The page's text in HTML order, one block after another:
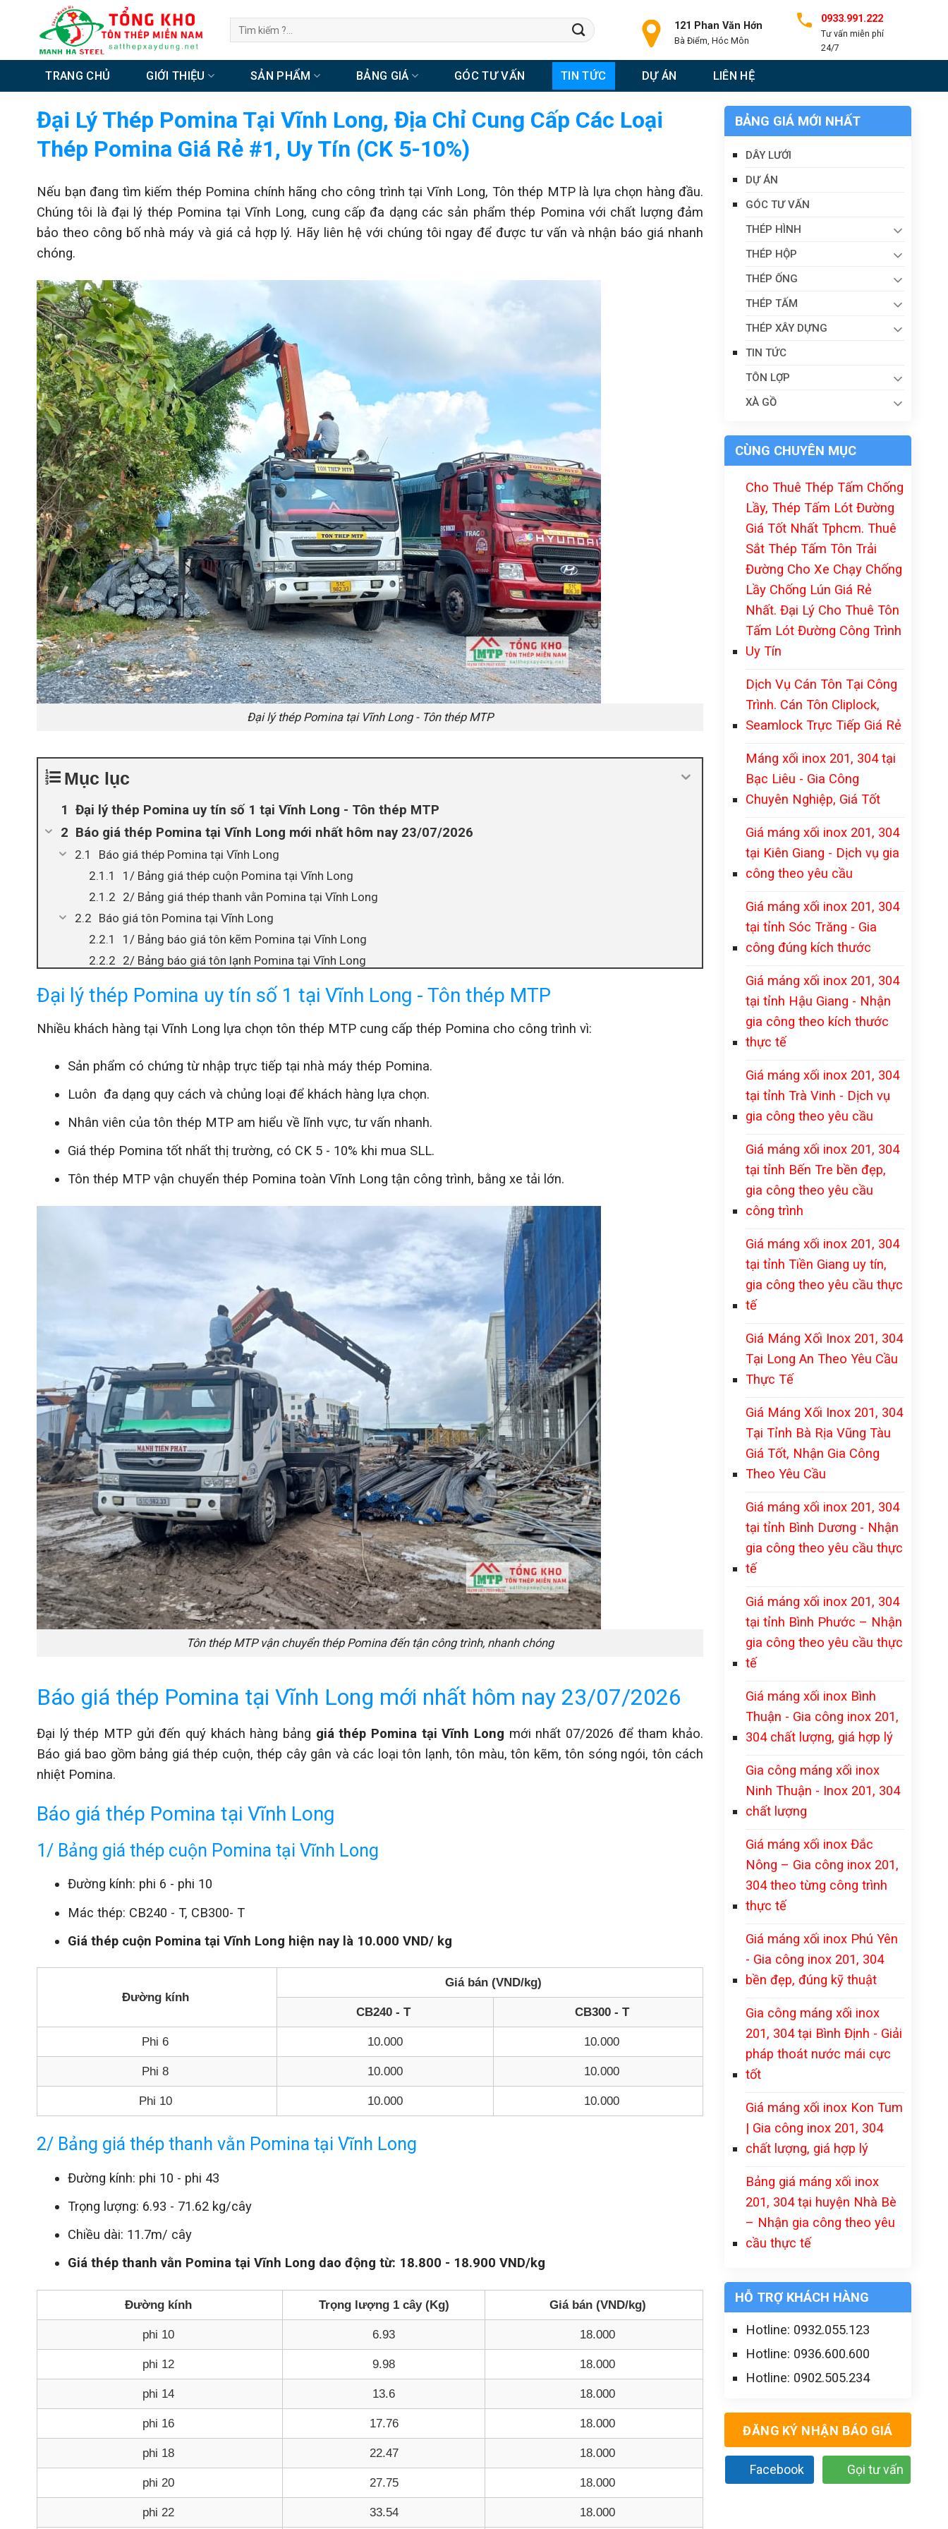
Tìm
kiếm:
121 Phan Văn Hớn
Bà Điểm, Hóc Môn
0933.991.222
Tư vấn miễn phí
24/7
TRANG CHỦ GIỚI THIỆU SẢN PHẨM BẢNG GIÁ GÓC TƯ VẤN TIN TỨC DỰ ÁN LIÊN HỆ
Đại Lý Thép Pomina Tại Vĩnh Long, Địa Chỉ Cung Cấp Các Loại
Thép Pomina Giá Rẻ #1, Uy Tín (CK 5-10%)
Nếu bạn đang tìm kiếm thép Pomina chính hãng cho công trình tại Vĩnh Long, Tôn thép MTP là lựa chọn hàng đầu.
Chúng tôi là đại lý thép Pomina tại Vĩnh Long, cung cấp đa dạng các sản phẩm thép Pomina với chất lượng đảm
bảo theo công bố nhà máy và giá cả hợp lý. Hãy liên hệ với chúng tôi ngay để được tư vấn và nhận báo giá nhanh
chóng.
Đại lý thép Pomina tại Vĩnh Long - Tôn thép MTP
Mục lục
Đại lý thép Pomina uy tín số 1 tại Vĩnh Long - Tôn thép MTP
Báo giá thép Pomina tại Vĩnh Long mới nhất hôm nay 23/07/2026
Báo giá thép Pomina tại Vĩnh Long
1/ Bảng giá thép cuộn Pomina tại Vĩnh Long
2/ Bảng giá thép thanh vằn Pomina tại Vĩnh Long
Báo giá tôn Pomina tại Vĩnh Long
1/ Bảng báo giá tôn kẽm Pomina tại Vĩnh Long
2/ Bảng báo giá tôn lạnh Pomina tại Vĩnh Long
4/ Bảng báo giá tôn sóng ngói Pomina tại Vĩnh Long
5/ Bảng báo giá tôn cách nhiệt Pomina tại Vĩnh Long
Tại sao thép Pomina được ứng dụng tại nhiều công trình
Thông tin liên hệ mua sắt thép Pomina tại Vĩnh Long giá rẻ nhất tại đại lý tôn thép MTP
Đại lý thép Pomina uy tín số 1 tại Vĩnh Long - Tôn thép MTP
Nhiều khách hàng tại Vĩnh Long lựa chọn tôn thép MTP cung cấp thép Pomina cho công trình vì:
Sản phẩm có chứng từ nhập trực tiếp tại nhà máy thép Pomina.
Luôn đa dạng quy cách và chủng loại để khách hàng lựa chọn.
Nhân viên của tôn thép MTP am hiểu về lĩnh vực, tư vấn nhanh.
Giá thép Pomina tốt nhất thị trường, có CK 5 - 10% khi mua SLL.
Tôn thép MTP vận chuyển thép Pomina toàn Vĩnh Long tận công trình, bằng xe tải lớn.
Tôn thép MTP vận chuyển thép Pomina đến tận công trình, nhanh chóng
Báo giá thép Pomina tại Vĩnh Long mới nhất hôm nay 23/07/2026
Đại lý thép MTP gửi đến quý khách hàng bảng giá thép Pomina tại Vĩnh Long mới nhất 07/2026 để tham khảo.
Báo giá bao gồm bảng giá thép cuộn, thép cây gân và các loại tôn lạnh, tôn màu, tôn kẽm, tôn sóng ngói, tôn cách
nhiệt Pomina.
Báo giá thép Pomina tại Vĩnh Long
1/ Bảng giá thép cuộn Pomina tại Vĩnh Long
Đường kính: phi 6 - phi 10
Mác thép: CB240 - T, CB300- T
Giá thép cuộn Pomina tại Vĩnh Long hiện nay là 10.000 VND/ kg
Đường kính
Giá bán (VND/kg)
CB240 - T CB300 - T
Phi 6 10.000 10.000
Phi 8 10.000 10.000
Phi 10 10.000 10.000
2/ Bảng giá thép thanh vằn Pomina tại Vĩnh Long
Đường kính: phi 10 - phi 43
Trọng lượng: 6.93 - 71.62 kg/cây
Chiều dài: 11.7m/ cây
Giá thép thanh vằn Pomina tại Vĩnh Long dao động từ: 18.800 - 18.900 VND/kg
Đường kính Trọng lượng 1 cây (Kg) Giá bán (VND/kg)
phi 10 6.93 18.000
phi 12 9.98 18.000
phi 14 13.6 18.000
phi 16 17.76 18.000
phi 18 22.47 18.000
phi 20 27.75 18.000
phi 22 33.54 18.000
BẢNG GIÁ MỚI NHẤT
DÂY LƯỚI
DỰ ÁN
GÓC TƯ VẤN
THÉP HÌNH
THÉP HỘP
THÉP ỐNG
THÉP TẤM
THÉP XÂY DỰNG
TIN TỨC
TÔN LỢP
XÀ GỒ
CÙNG CHUYÊN MỤC
Cho Thuê Thép Tấm Chống
Lầy, Thép Tấm Lót Đường
Giá Tốt Nhất Tphcm. Thuê
Sắt Thép Tấm Tôn Trải
Đường Cho Xe Chạy Chống
Lầy Chống Lún Giá Rẻ
Nhất. Đại Lý Cho Thuê Tôn
Tấm Lót Đường Công Trình
Uy Tín
Dịch Vụ Cán Tôn Tại Công
Trình. Cán Tôn Cliplock,
Seamlock Trực Tiếp Giá Rẻ
Máng xối inox 201, 304 tại
Bạc Liêu - Gia Công
Chuyên Nghiệp, Giá Tốt
Giá máng xối inox 201, 304
tại Kiên Giang - Dịch vụ gia
công theo yêu cầu
Giá máng xối inox 201, 304
tại tỉnh Sóc Trăng - Gia
công đúng kích thước
Giá máng xối inox 201, 304
tại tỉnh Hậu Giang - Nhận
gia công theo kích thước
thực tế
Giá máng xối inox 201, 304
tại tỉnh Trà Vinh - Dịch vụ
gia công theo yêu cầu
Giá máng xối inox 201, 304
tại tỉnh Bến Tre bền đẹp,
gia công theo yêu cầu
công trình
Giá máng xối inox 201, 304
tại tỉnh Tiền Giang uy tín,
gia công theo yêu cầu thực
tế
Giá Máng Xối Inox 201, 304
Tại Long An Theo Yêu Cầu
Thực Tế
Giá Máng Xối Inox 201, 304
Tại Tỉnh Bà Rịa Vũng Tàu
Giá Tốt, Nhận Gia Công
Theo Yêu Cầu
Giá máng xối inox 201, 304
tại tỉnh Bình Dương - Nhận
gia công theo yêu cầu thực
tế
Giá máng xối inox 201, 304
tại tỉnh Bình Phước – Nhận
gia công theo yêu cầu thực
tế
Giá máng xối inox Bình
Thuận - Gia công inox 201,
304 chất lượng, giá hợp lý
Gia công máng xối inox
Ninh Thuận - Inox 201, 304
chất lượng
Giá máng xối inox Đắc
Nông – Gia công inox 201,
304 theo từng công trình
thực tế
Giá máng xối inox Phú Yên
- Gia công inox 201, 304
bền đẹp, đúng kỹ thuật
Gia công máng xối inox
201, 304 tại Bình Định - Giải
pháp thoát nước mái cực
tốt
Giá máng xối inox Kon Tum
| Gia công inox 201, 304
chất lượng, giá hợp lý
Bảng giá máng xối inox
201, 304 tại huyện Nhà Bè
– Nhận gia công theo yêu
cầu thực tế
HỖ TRỢ KHÁCH HÀNG
Hotline: 0932.055.123
Hotline: 0936.600.600
Hotline: 0902.505.234
ĐĂNG KÝ NHẬN BÁO GIÁ
Facebook Gọi tư vấn